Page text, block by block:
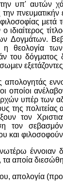
υπ' αυτών
την
μετά
ο ιδιαίτερος
Δογμάτων.
θεολογία των
του δόγματος
απολογητάς
οποίοι
υπέρ των
της
τον
τον
και
έννοιαν
αποία
απολογία